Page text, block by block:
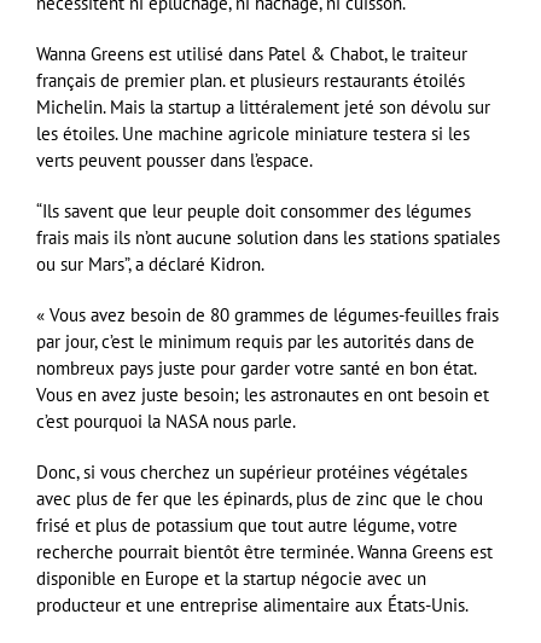
Wanna Greens est utilisé dans Patel & Chabot, le traiteur
français de premier plan. et plusieurs restaurants étoilés
Michelin. Mais la startup a littéralement jeté son dévolu sur
les étoiles. Une machine agricole miniature testera si les
verts peuvent pousser dans l’espace.
“Ils savent que leur peuple doit consommer des légumes
frais mais ils n’ont aucune solution dans les stations spatiales
ou sur Mars”, a déclaré Kidron.
« Vous avez besoin de 80 grammes de légumes-feuilles frais
par jour, c’est le minimum requis par les autorités dans de
nombreux pays juste pour garder votre santé en bon état.
Vous en avez juste besoin; les astronautes en ont besoin et
c’est pourquoi la NASA nous parle.
Donc, si vous cherchez un supérieur protéines végétales
avec plus de fer que les épinards, plus de zinc que le chou
frisé et plus de potassium que tout autre légume, votre
recherche pourrait bientôt être terminée. Wanna Greens est
disponible en Europe et la startup négocie avec un
producteur et une entreprise alimentaire aux États-Unis.